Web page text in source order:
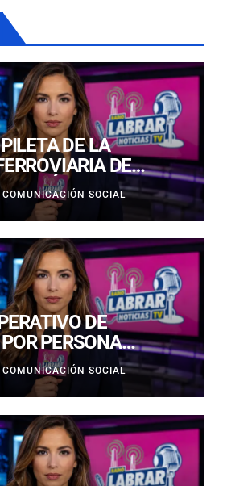
DE LA
DE
GRAVEMENTE
SER IMPACTADA
COMUNICACIÓN SOCIAL
DE
PERSONA
EN PLAYA
COMUNICACIÓN SOCIAL